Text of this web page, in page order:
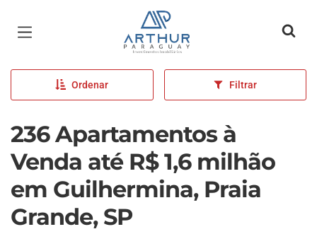
Página inicial
Ordenar Filtrar
236 Apartamentos à
Venda até R$ 1,6 milhão
em Guilhermina, Praia
Grande, SP